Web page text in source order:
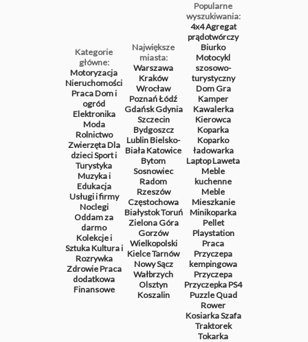
Kategorie
główne:
Motoryzacja
Nieruchomości
PracaDom i
ogród
Elektronika
Moda
Rolnictwo
ZwierzętaDla
dzieciSport i
Turystyka
Muzyka i
Edukacja
Usługi i firmy
Noclegi
Oddam za
darmo
Kolekcje i
SztukaKultura i
Rozrywka
ZdrowiePraca
dodatkowa
Finansowe
Największe
miasta:
Warszawa
Kraków
Wrocław
PoznańŁódź
GdańskGdynia
Szczecin
Bydgoszcz
LublinBielsko-
BiałaKatowice
Bytom
Sosnowiec
Radom
Rzeszów
Częstochowa
BiałystokToruń
Zielona Góra
Gorzów
Wielkopolski
KielceTarnów
Nowy Sącz
Wałbrzych
Olsztyn
Koszalin
Popularne
wyszukiwania:
4x4Agregat
prądotwórczy
Biurko
Motocykl
szosowo-
turystyczny
DomGra
Kamper
Kawalerka
Kierowca
Koparka
Koparko
ładowarka
LaptopLaweta
Meble
kuchenne
Meble
Mieszkanie
Minikoparka
Pellet
Playstation
Praca
Przyczepa
kempingowa
Przyczepa
PrzyczepkaPS4
PuzzleQuad
Rower
KosiarkaSzafa
Traktorek
Tokarka